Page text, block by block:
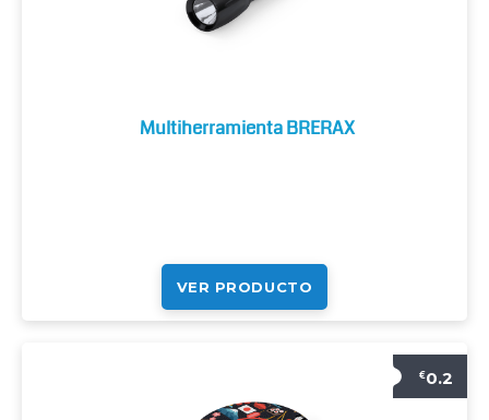
Multiherramienta BRERAX
VER PRODUCTO
€0.2